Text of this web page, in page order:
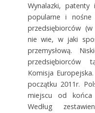
Wynalazki,
popularne i
przedsiębiorców
nie wie, w jaki
przemysłową.
przedsiębiorców
Komisja
początku 2011r.
miejscu od końca
Według